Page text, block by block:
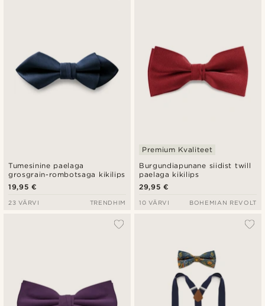
Tumesinine paelaga
grosgrain-rombotsaga kikilips
19,95 €
23 VÄRVI TRENDHIM
Burgundiapunane siidist twill
paelaga kikilips
Premium Kvaliteet
29,95 €
10 VÄRVI BOHEMIAN REVOLT